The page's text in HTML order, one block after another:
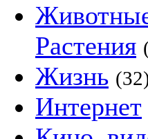
Растения
Жизнь
Интернет